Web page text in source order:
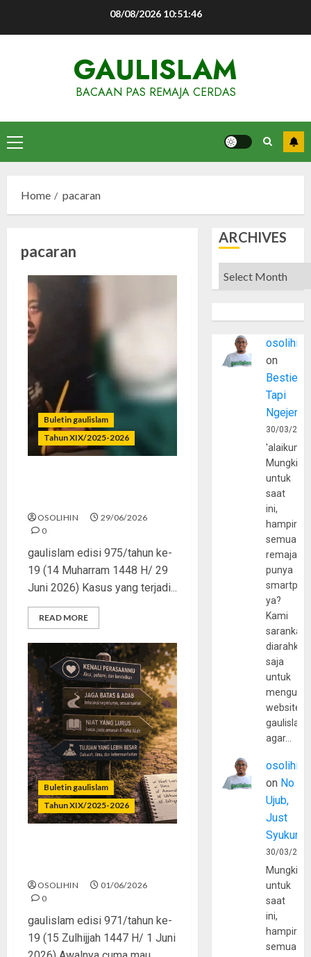
08/08/2026 10:51:47
GAULISLAM
BACAAN PAS REMAJA CERDAS
Primary
Menu
Home pacaran
pacaran
Buletin gaulislam
Tahun XIX/2025-2026
OSOLIHIN
29/06/2026
0
gaulislam edisi 975/tahun ke-
19 (14 Muharram 1448 H/ 29
Juni 2026) Kasus yang terjadi...
READ MORE
Buletin gaulislam
Tahun XIX/2025-2026
OSOLIHIN
01/06/2026
0
gaulislam edisi 971/tahun ke-
19 (15 Zulhijjah 1447 H/ 1 Juni
ARCHIVES
Archives
osolihin
on
Bestie
Tapi
30/03/
Mungkin
untuk
saat
ini,
hampir
semua
remaja
punya
ya?
Kami
sarankan,
diarahkan
saja
untuk
website
agar…
osolihin
on No
Ujub,
Just
Syukur
30/03/
Mungkin
untuk
saat
ini,
hampir
semua